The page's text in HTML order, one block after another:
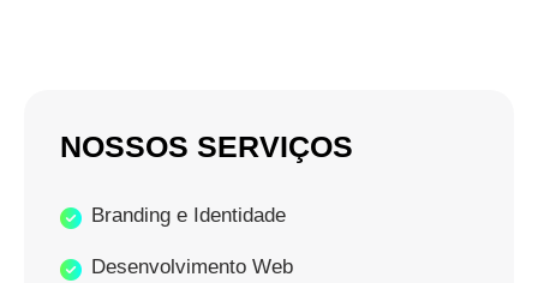
NOSSOS SERVIÇOS
Branding e Identidade
Desenvolvimento Web